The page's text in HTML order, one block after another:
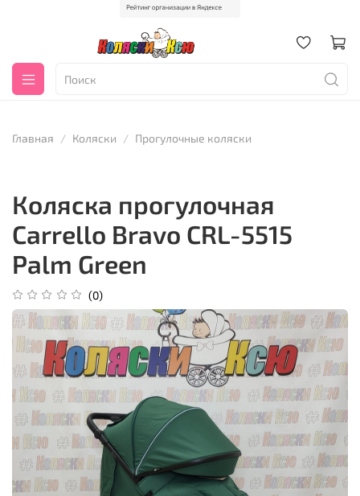
Главная Коляски Прогулочные коляски
Коляска прогулочная
Carrello Bravo CRL-5515
Palm Green
(0)